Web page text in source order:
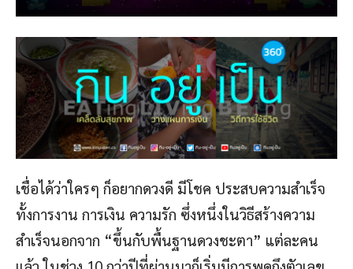
เชื่อได้ว่าใครๆ ก็อยากดวงดี มีโชค ประสบความสำเร็จ
ทั้งการงาน การเงิน ความรัก ซึ่งหนึ่งในวิธีสร้างความ
สำเร็จนอกจาก “ขึ้นกับพื้นฐานดวงชะตา” แต่ละคน